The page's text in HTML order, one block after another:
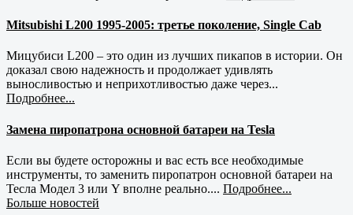
Mitsubishi L200 1995-2005: третье поколение, Single Cab
Мицубиси L200 – это один из лучших пикапов в истории. Он
доказал свою надежность и продолжает удивлять
выносливостью и неприхотливостью даже через...
Подробнее...
Замена пиропатрона основной батареи на Tesla
Если вы будете осторожны и вас есть все необходимые
инструменты, то заменить пиропатрон основной батареи на
Тесла Модел 3 или Y вполне реально.... Подробнее...
Больше новостей